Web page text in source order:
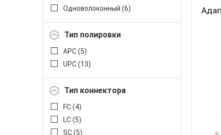
Одноволоконный (6)
Тип полировки
APC (5)
UPC (13)
Тип коннектора
FC (4)
LC (5)
SC (5)